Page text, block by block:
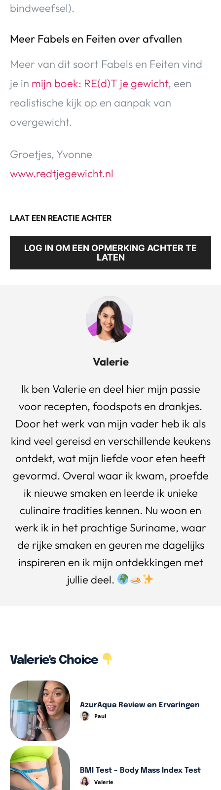
bindweefsel).
Meer Fabels en Feiten over afvallen
Meer van dit soort Fabels en Feiten vind
je in mijn boek: RE(d)T je gewicht, een
realistische kijk op en aanpak van
overgewicht.
Groetjes, Yvonne
www.redtjegewicht.nl
LAAT EEN REACTIE ACHTER
LOG IN OM EEN OPMERKING ACHTER TE
LATEN
Valerie
Ik ben Valerie en deel hier mijn passie
voor recepten, foodspots en drankjes.
Door het werk van mijn vader heb ik als
kind veel gereisd en verschillende keukens
ontdekt, wat mijn liefde voor eten heeft
gevormd. Overal waar ik kwam, proefde
ik nieuwe smaken en leerde ik unieke
culinaire tradities kennen. Nu woon en
werk ik in het prachtige Suriname, waar
de rijke smaken en geuren me dagelijks
inspireren en ik mijn ontdekkingen met
jullie deel.
Valerie's Choice
AzurAqua Review en Ervaringen
Paul
BMI Test – Body Mass Index Test
Valerie